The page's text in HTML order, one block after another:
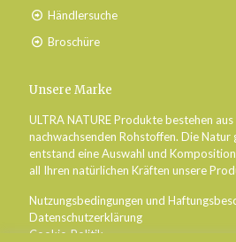
Händlersuche
Broschüre
Unsere Marke
ULTRA NATURE Produkte bestehen
nachwachsenden Rohstoffen. Die Natur
entstand eine Auswahl und
all Ihren natürlichen Kräften unsere
Nutzungsbedingungen und
Datenschutzerklärung
Cookie-Politik